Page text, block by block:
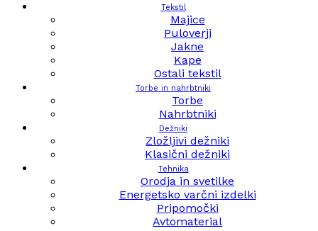
Tekstil
Majice
Puloverji
Jakne
Kape
Ostali tekstil
Torbe in nahrbtniki
Torbe
Nahrbtniki
Dežniki
Zložljivi dežniki
Klasični dežniki
Tehnika
Orodja in svetilke
Energetsko varčni izdelki
Pripomočki
Avtomaterial